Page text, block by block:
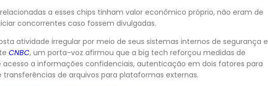
a esses chips tinham valor econômico próprio, não eram de
concorrentes caso fossem divulgadas.
atividade irregular por meio de seus sistemas internos de segurança e
CNBC, um porta-voz afirmou que a big tech reforçou medidas de
a informações confidenciais, autenticação em dois fatores para
de arquivos para plataformas externas.